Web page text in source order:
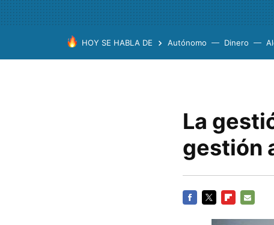
HOY SE HABLA DE Autónomo Dinero
La
gestión